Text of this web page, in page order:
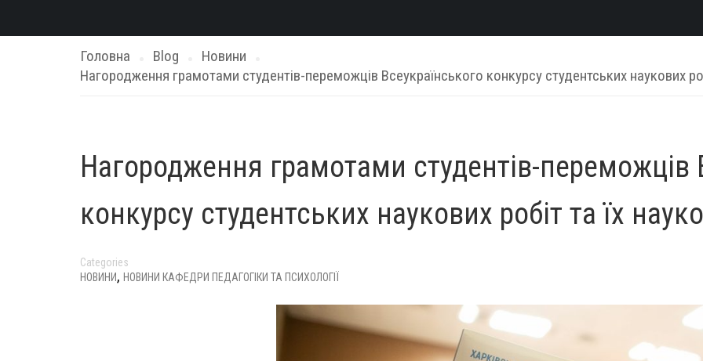
Головна Blog
Новини
Нагородження грамотами студентів-переможців Всеукраїнського конкурсу студентських наукових
Нагородження грамотами студентів-переможців
конкурсу студентських наукових робіт та їх
Categories
НОВИНИ, НОВИНИ КАФЕДРИ ПЕДАГОГІКИ ТА ПСИХОЛОГІЇ